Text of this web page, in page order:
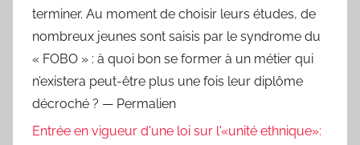
terminer. Au moment de choisir leurs études, de
nombreux jeunes sont saisis par le syndrome du
« FOBO » : à quoi bon se former à un métier qui
n’existera peut-être plus une fois leur diplôme
décroché ? — Permalien
Entrée en vigueur d'une loi sur l'«unité ethnique»: